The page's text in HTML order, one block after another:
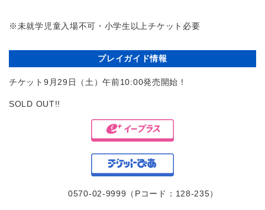
※未就学児童入場不可・小学生以上チケット必要
プレイガイド情報
チケット9月29日（土）午前10:00発売開始！
SOLD OUT!!
0570-02-9999（Pコード：128-235）